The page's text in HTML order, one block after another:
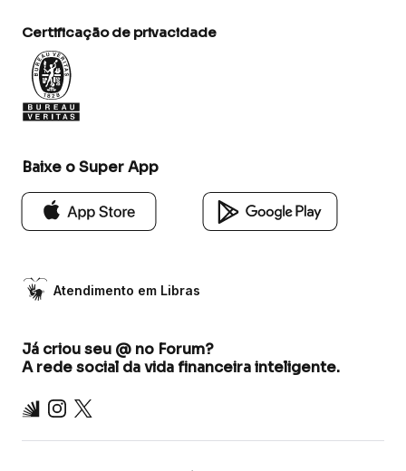
Certificação de privacidade
Baixe o Super App
Atendimento em Libras
Já criou seu @ no Forum?
A rede social da vida financeira inteligente.
Inter Instagram
X